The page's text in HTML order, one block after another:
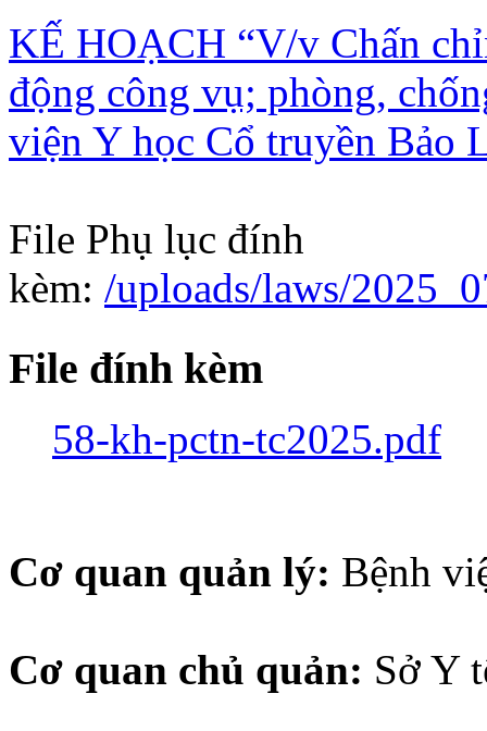
KẾ HOẠCH “V/v Chấn
động công vụ; phòng,
viện Y học Cổ truyền Bảo
File Phụ lục đính
kèm: /uploads/laws/
File đính kèm
58-kh-pctn-tc2025.pdf
Cơ quan quản lý: Bệnh
Cơ quan chủ quản: Sở Y